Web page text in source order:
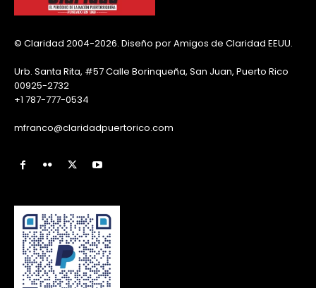
© Claridad 2004-2026. Diseño por Amigos de Claridad EEUU.
Urb. Santa Rita, #57 Calle Borinqueña, San Juan, Puerto Rico
00925-2732
+1 787-777-0534
mfranco@claridadpuertorico.com